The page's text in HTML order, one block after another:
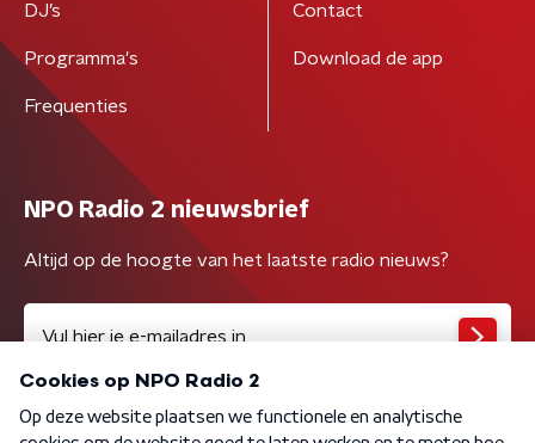
DJ’s
Programma's
Frequenties
Contact
Download de app
NPO Radio 2 nieuwsbrief
Altijd op de hoogte van het laatste radio nieuws?